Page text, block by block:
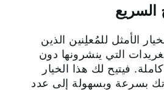
السريع
الأمثل للمُعلِنين الذين
التي ينشرونها دون
فيتيح لك هذا الخيار
بسرعة وبسهولة إلى عدد